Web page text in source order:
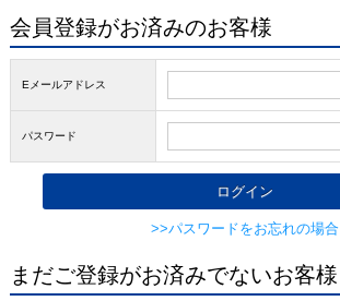
会員登録がお済みのお客様
Eメールアドレス
パスワード
>>パスワードをお忘れの場合
まだご登録がお済みでないお客様